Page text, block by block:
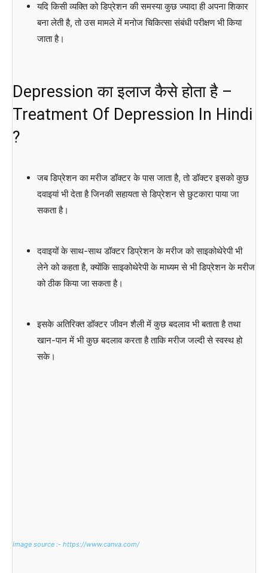
यदि किसी व्यक्ति को डिप्रेशन की समस्या कुछ ज्यादा ही अपना शिकार
बना लेती है, तो उस मामले में मनोज चिकित्सा संबंधी परीक्षण भी किया
जाता है।
Depression का इलाज कैसे होता है –
Treatment Of Depression In Hindi
?
जब डिप्रेशन का मरीज डॉक्टर के पास जाता है, तो डॉक्टर इसको कुछ
दवाइयां भी देता है जिनकी सहायता से डिप्रेशन से छुटकारा पाया जा
सकता है।
दवाइयों के साथ-साथ डॉक्टर डिप्रेशन के मरीज को साइकोथेरेपी भी
लेने को कहता है, क्योंकि साइकोथेरेपी के माध्यम से भी डिप्रेशन के मरीज
को ठीक किया जा सकता है।
इसके अतिरिक्त डॉक्टर जीवन शैली में कुछ बदलाव भी बताता है तथा
खान-पान में भी कुछ बदलाव करता है ताकि मरीज जल्दी से स्वस्थ हो
सके।
image source :- https://www.canva.com/